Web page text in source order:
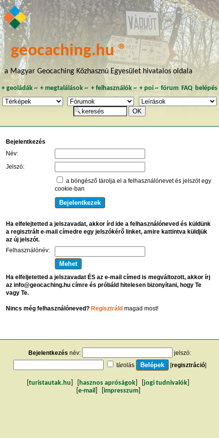
geocaching.hu ®
a Magyar Geocaching Közhasznú Egyesület hivatalos oldala
+ geoládák~ +megtalálások ~ + felhasználók~ + poi~ fórum FAQ belépés
Bejelentkezés
Név:
Jelszó:
a böngésző tárolja el a felhasználónevet és jelszót egy
cookie-ban
Ha elfelejtetted a jelszavadat, akkor írd ide a felhasználóneved és küldünk
a regisztrált e-mail címedre egy jelszókérő linket, amire kattintva küldjük
az új jelszót.
Felhasználónév:
Ha elfeljetetted a jelszavadat ÉS az e-mail címed is megváltozott, akkor írj
az info@geocaching.hu címre és próbáld hitelesen bizonyítani, hogy Te
vagy Te.
Nincs még felhasználóneved? Regisztráldmagad most!
Bejelentkezés név:
jelszó:
tárolás
[regisztráció]
turistautak.hu hasznos apróságok jogi tudnivalók
e-mail impresszum]